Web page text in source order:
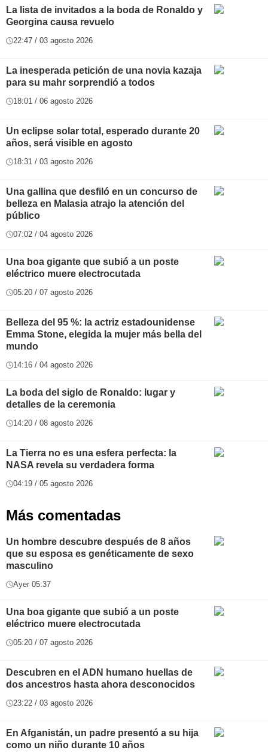
La lista de invitados a la boda de Ronaldo y
Georgina causa revuelo
22:47 / 03 agosto 2026
La inesperada petición de una novia kazaja
para su mahr sorprendió a todos
18:01 / 06 agosto 2026
Un eclipse solar total, esperado durante 20
años, será visible en agosto
18:31 / 03 agosto 2026
Una gallina que desfiló en un concurso de
belleza en Malasia atrajo la atención del
público
07:02 / 04 agosto 2026
Una boa gigante que subió a un poste
eléctrico muere electrocutada
05:20 / 07 agosto 2026
Belleza del 95 %: la actriz estadounidense
Emma Stone, elegida la mujer más bella del
mundo
14:16 / 04 agosto 2026
La boda del siglo de Ronaldo: lugar y
detalles de la ceremonia
14:20 / 08 agosto 2026
La Tierra no es una esfera perfecta: la
NASA revela su verdadera forma
04:19 / 05 agosto 2026
Más comentadas
Un hombre descubre después de 8 años
que su esposa es genéticamente de sexo
masculino
Ayer 05:37
Una boa gigante que subió a un poste
eléctrico muere electrocutada
05:20 / 07 agosto 2026
Descubren en el ADN humano huellas de
dos ancestros hasta ahora desconocidos
23:22 / 03 agosto 2026
En Afganistán, un padre presentó a su hija
como un niño durante 10 años